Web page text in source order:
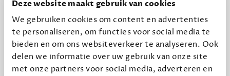
Deze website maakt gebruik van cookies
We gebruiken cookies om content en advertenties
te personaliseren, om functies voor social media te
bieden en om ons websiteverkeer te analyseren. Ook
delen we informatie over uw gebruik van onze site
met onze partners voor social media, adverteren en
12,50 per maand, incl. verzending
Geef cadeau